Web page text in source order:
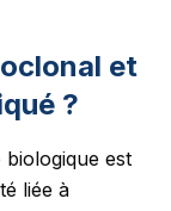
et
?
est
liée à